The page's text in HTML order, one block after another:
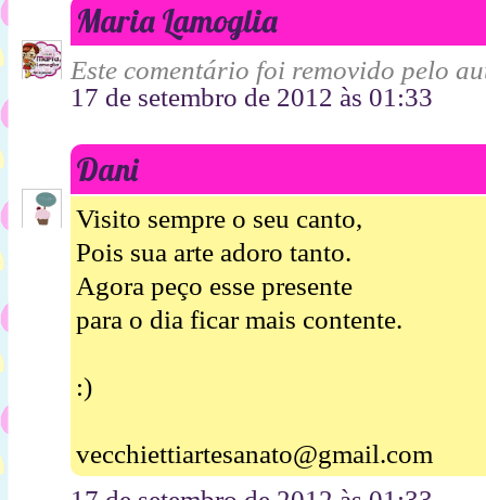
Maria Lamoglia
Este comentário foi removido pelo
17 de setembro de 2012 às 01:33
Dani
Visito sempre o seu canto,
Pois sua arte adoro tanto.
Agora peço esse presente
para o dia ficar mais contente.
:)
vecchiettiartesanato@gmail.com